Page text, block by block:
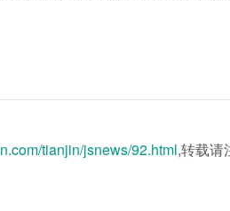
tianjin/jsnews/92.html,转载请